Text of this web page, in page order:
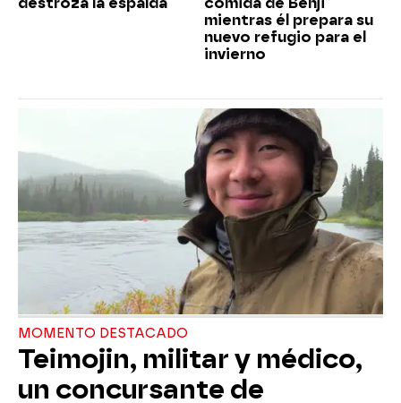
destroza la espalda
comida de Benji
mientras él prepara su
nuevo refugio para el
invierno
MOMENTO DESTACADO
Teimojin, militar y médico,
un concursante de